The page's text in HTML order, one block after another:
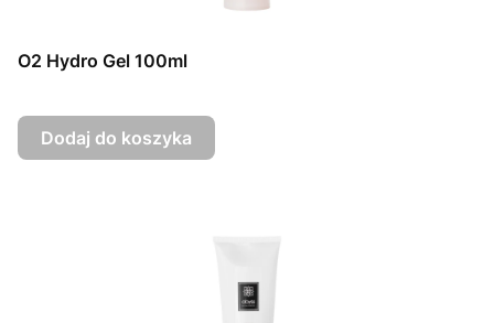
O2 Hydro Gel 100ml
Dodaj do koszyka